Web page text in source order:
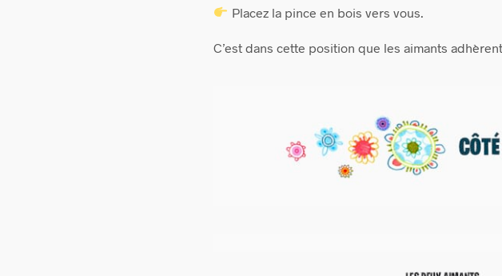
Placez la pince en bois vers vous.
C’est dans cette position que les aimants